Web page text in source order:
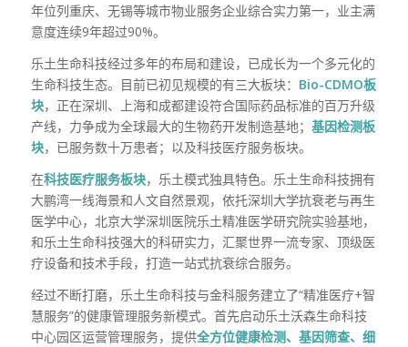
年位列重庆、无锡等城市物业服务企业综合实力第一，业主满
意度连续9年超过90%。
乐土生命科技经过多年的布局和建设，已成长为一个多元化的
生命科技生态。目前已初见规模的有三大板块： Bio-CDMO板
块，正在深圳、上海和成都建设符合国际药品标准的百万升级
产线，力争成为全球最大的生物药开发制造基地； 基因检测板
块，已服务数十万患者；以及科技医疗服务板块。
在科技医疗服务板块，乐土模式独具特色。乐土生命科技拥有
大鹏湾一线海景和人文自然景观，依托深圳大学抗衰老与再生
医学中心，北京大学深圳医院乐土精准医学研究院实验基地，
和乐土生命科技强大的科研实力，汇聚世界一流专家、顶级医
疗设备和技术手段，打造一站式抗衰综合服务。
经过不断打磨，乐土生命科技与金科服务建立了“精准医疗+智
慧服务”的健康管理服务新模式。首先启动乐土沃森生命科技
中心园区运营管理服务，提供全方位健康检测、基因筛查、细